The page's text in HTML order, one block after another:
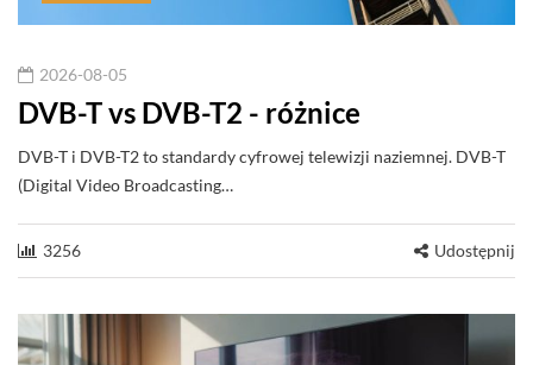
2026-08-05
DVB-T vs DVB-T2 - różnice
DVB-T i DVB-T2 to standardy cyfrowej telewizji naziemnej. DVB-T
(Digital Video Broadcasting…
3256 Udostępnij